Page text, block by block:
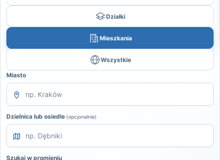
Działki
Mieszkania
Wszystkie
Miasto
Dzielnica lub osiedle (opcjonalnie)
Szukaj w promieniu